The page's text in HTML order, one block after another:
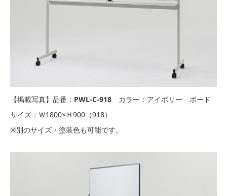
【掲載写真】品番： PWL-C-918 カラー：アイボリー ボード
サイズ：Ｗ1800×Ｈ900（918）
※別のサイズ・塗装色も可能です。